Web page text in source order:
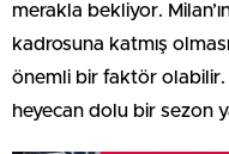
merakla bekliyor.
kadrosuna katmış
önemli bir faktör olabilir.
heyecan dolu bir sezon